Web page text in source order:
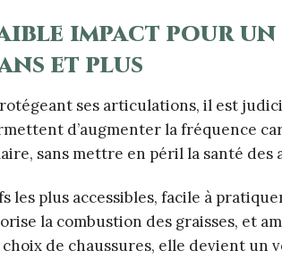
impact pour
et plus
ses articulations, il est
d’augmenter la fréquence
sans mettre en péril la santé des
les plus accessibles, facile à
la combustion des graisses, et
choix de chaussures, elle devient